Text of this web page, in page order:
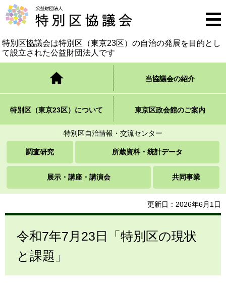
公益財団法人 特別区協議会
特別区協議会は特別区（東京23区）の自治の発展を 目的とし
て設立された公益財団法人です
メニ
ュー
トップページ 当協議会の紹介
特別区（東京23区）について 東京区政会館のご案内
特別区自治情報・交流センター
調査研究 所蔵資料・統計データ
展示・講座・講演会 共同事業
更新日：2026年6月1日
令和7年7月23日「特別区の現状
と課題」